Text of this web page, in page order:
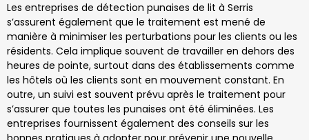
Les entreprises de détection punaises de lit à Serris
s’assurent également que le traitement est mené de
manière à minimiser les perturbations pour les clients ou les
résidents. Cela implique souvent de travailler en dehors des
heures de pointe, surtout dans des établissements comme
les hôtels où les clients sont en mouvement constant. En
outre, un suivi est souvent prévu après le traitement pour
s’assurer que toutes les punaises ont été éliminées. Les
entreprises fournissent également des conseils sur les